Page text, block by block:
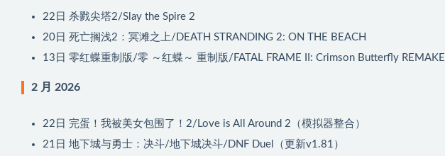
22日 杀戮尖塔2/Slay the Spire 2
20日 死亡搁浅2：冥滩之上/DEATH STRANDING 2: ON THE BEACH
13日 零红蝶重制版/零 ～红蝶～ 重制版/FATAL FRAME II: Crimson Butterfly REMAKE
2 月 2026
22日 完蛋！我被美女包围了！2/Love is All Around 2（模拟器整合）
21日 地下城与勇士：决斗/地下城决斗/DNF Duel（更新v1.81）